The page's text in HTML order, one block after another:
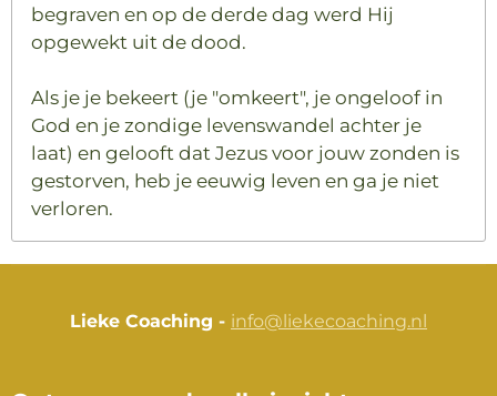
begraven en op de derde dag werd Hij
opgewekt uit de dood.
Als je je bekeert (je "omkeert", je ongeloof in
God en je zondige levenswandel achter je
laat) en gelooft dat Jezus voor jouw zonden is
gestorven, heb je eeuwig leven en ga je niet
verloren.
Lieke Coaching - info@liekecoaching.nl